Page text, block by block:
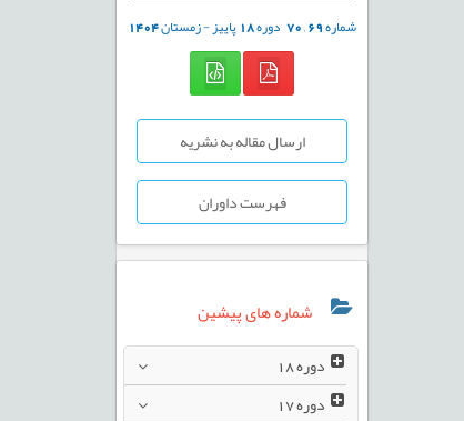
شماره69
,
70 دوره18پاییز - زمستان1404
ارسال مقاله به نشریه
فهرست داوران
شماره های پیشین
دوره
دوره